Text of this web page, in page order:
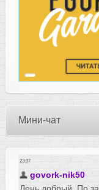
Мини-чат